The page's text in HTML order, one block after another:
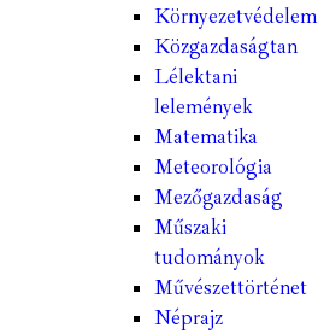
Környezetvédelem
Közgazdaságtan
Lélektani
lelemények
Matematika
Meteorológia
Mezőgazdaság
Műszaki
tudományok
Művészettörténet
Néprajz